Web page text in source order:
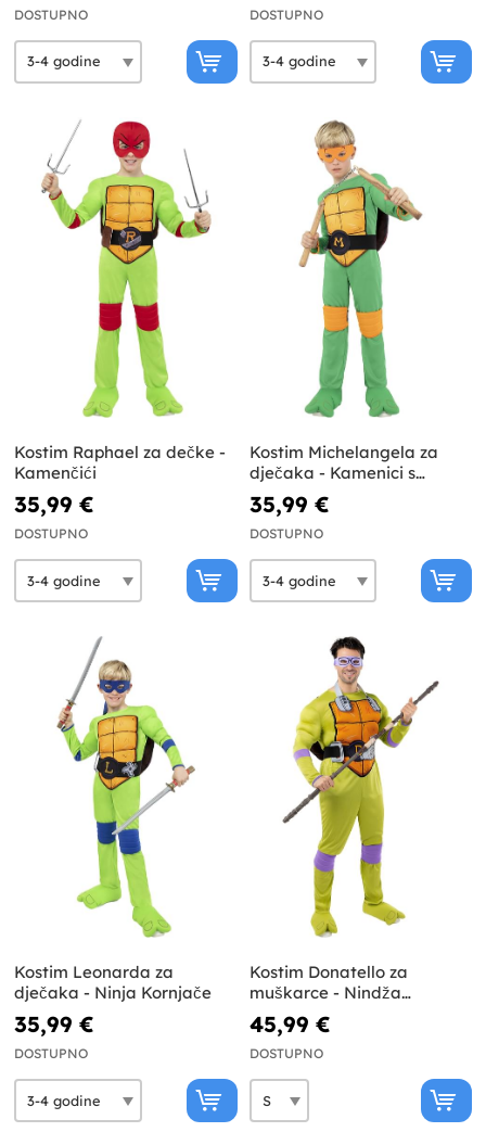
DOSTUPNO DOSTUPNO
Kostim Raphael za dečke -
Kamenčići
35,99 €
DOSTUPNO
Kostim Michelangela za
dječaka - Kamenici s
poklopcem
35,99 €
DOSTUPNO
Kostim Leonarda za
dječaka - Ninja Kornjače
35,99 €
DOSTUPNO
Kostim Donatello za
muškarce - Nindža
Kornjače
45,99 €
DOSTUPNO